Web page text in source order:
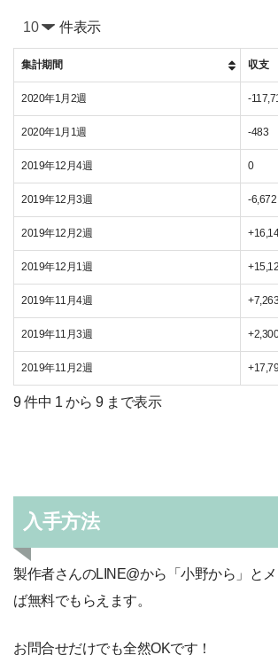
件表示
集計期間 収支
2020年1月2週 -
2020年1月1週 -483
2019年12月4週 0
2019年12月3週 -6,672
2019年12月2週
2019年12月1週
2019年11月4週 +7,263
2019年11月3週 +2,300
2019年11月2週
9 件中 1 から 9 まで表示
入手方法
製作者さんのLINE@から「小野から」と
ば無料でもらえます。
お問合せだけでも全然OKです！